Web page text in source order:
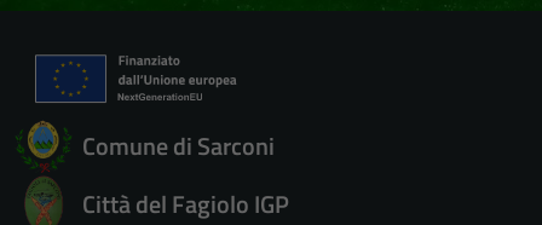
Comune di Sarconi
Città del Fagiolo IGP